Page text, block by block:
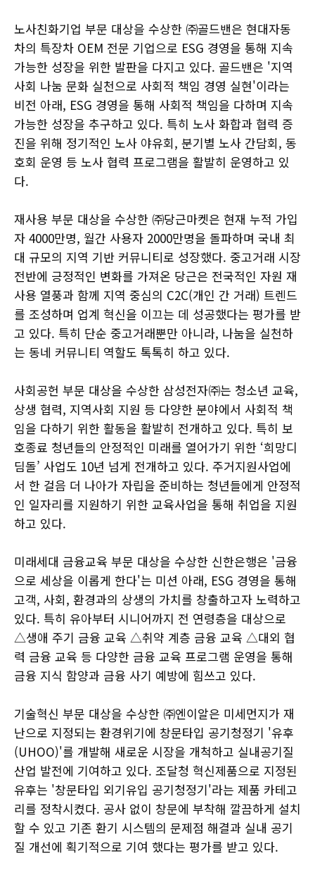
노사친화기업 부문 대상을 수상한 ㈜골드밴은 현대자동
차의 특장차 OEM 전문 기업으로 ESG 경영을 통해 지속
가능한 성장을 위한 발판을 다지고 있다. 골드밴은 '지역
사회 나눔 문화 실천으로 사회적 책임 경영 실현'이라는
비전 아래, ESG 경영을 통해 사회적 책임을 다하며 지속
가능한 성장을 추구하고 있다. 특히 노사 화합과 협력 증
진을 위해 정기적인 노사 야유회, 분기별 노사 간담회, 동
호회 운영 등 노사 협력 프로그램을 활발히 운영하고 있
다.
재사용 부문 대상을 수상한 ㈜당근마켓은 현재 누적 가입
자 4000만명, 월간 사용자 2000만명을 돌파하며 국내 최
대 규모의 지역 기반 커뮤니티로 성장했다. 중고거래 시장
전반에 긍정적인 변화를 가져온 당근은 전국적인 자원 재
사용 열풍과 함께 지역 중심의 C2C(개인 간 거래) 트렌드
를 조성하며 업계 혁신을 이끄는 데 성공했다는 평가를 받
고 있다. 특히 단순 중고거래뿐만 아니라, 나눔을 실천하
는 동네 커뮤니티 역할도 톡톡히 하고 있다.
사회공헌 부문 대상을 수상한 삼성전자㈜는 청소년 교육,
상생 협력, 지역사회 지원 등 다양한 분야에서 사회적 책
임을 다하기 위한 활동을 활발히 전개하고 있다. 특히 보
호종료 청년들의 안정적인 미래를 열어가기 위한 ‘희망디
딤돌’ 사업도 10년 넘게 전개하고 있다. 주거지원사업에
서 한 걸음 더 나아가 자립을 준비하는 청년들에게 안정적
인 일자리를 지원하기 위한 교육사업을 통해 취업을 지원
하고 있다.
미래세대 금융교육 부문 대상을 수상한 신한은행은 '금융
으로 세상을 이롭게 한다'는 미션 아래, ESG 경영을 통해
고객, 사회, 환경과의 상생의 가치를 창출하고자 노력하고
있다. 특히 유아부터 시니어까지 전 연령층을 대상으로
△생애 주기 금융 교육 △취약 계층 금융 교육 △대외 협
력 금융 교육 등 다양한 금융 교육 프로그램 운영을 통해
금융 지식 함양과 금융 사기 예방에 힘쓰고 있다.
기술혁신 부문 대상을 수상한 ㈜엔이알은 미세먼지가 재
난으로 지정되는 환경위기에 창문타입 공기청정기 '유후
(UHOO)'를 개발해 새로운 시장을 개척하고 실내공기질
산업 발전에 기여하고 있다. 조달청 혁신제품으로 지정된
유후는 '창문타입 외기유입 공기청정기'라는 제품 카테고
리를 정착시켰다. 공사 없이 창문에 부착해 깔끔하게 설치
할 수 있고 기존 환기 시스템의 문제점 해결과 실내 공기
질 개선에 획기적으로 기여 했다는 평가를 받고 있다.